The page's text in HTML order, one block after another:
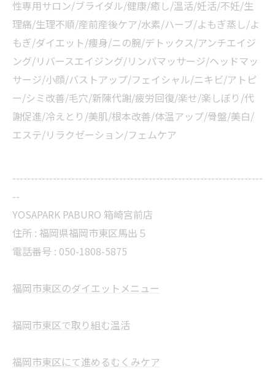
性専用サロン/ブライダル/健康/癒し/温活/妊活/不妊/生
理痛/生理不順/産前産後ケア/水素/ハーブ/よもぎ蒸し/よ
もぎ/ダイエット/痩身/ニの腕/デトックス/アンチエイジ
ング/リバースエイジング/リンパマッサージ/ヘッドマッ
サージ/小顔/バストアップ/フェイシャル/ニキビ/アトピ
ー/シミ改善/毛穴/新陳代謝/疲労回復/楽せ/楽しぼり/代
謝促進/冷えとり/美肌/根本改善/体温アップ/骨盤/美白/
エステ/リラクゼーション/フェムケア
--------------------------------------------------------------------
--
YOSAPARK PABURO 箱崎宮前店
住所 : 福岡県福岡市東区馬出５
電話番号 : 050-1808-5875
福岡市東区のダイエットメニュー
福岡市東区で取り組む温活
福岡市東区にて進めるむくみケア